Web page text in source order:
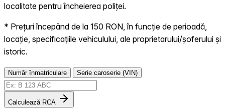
localitate pentru încheierea poliței.
* Prețuri începând de la 150 RON, în funcție de perioadă,
locație, specificațiile vehiculului, ale proprietarului/șoferului și
istoric.
Număr înmatriculare Serie caroserie (VIN)
Calculează RCA